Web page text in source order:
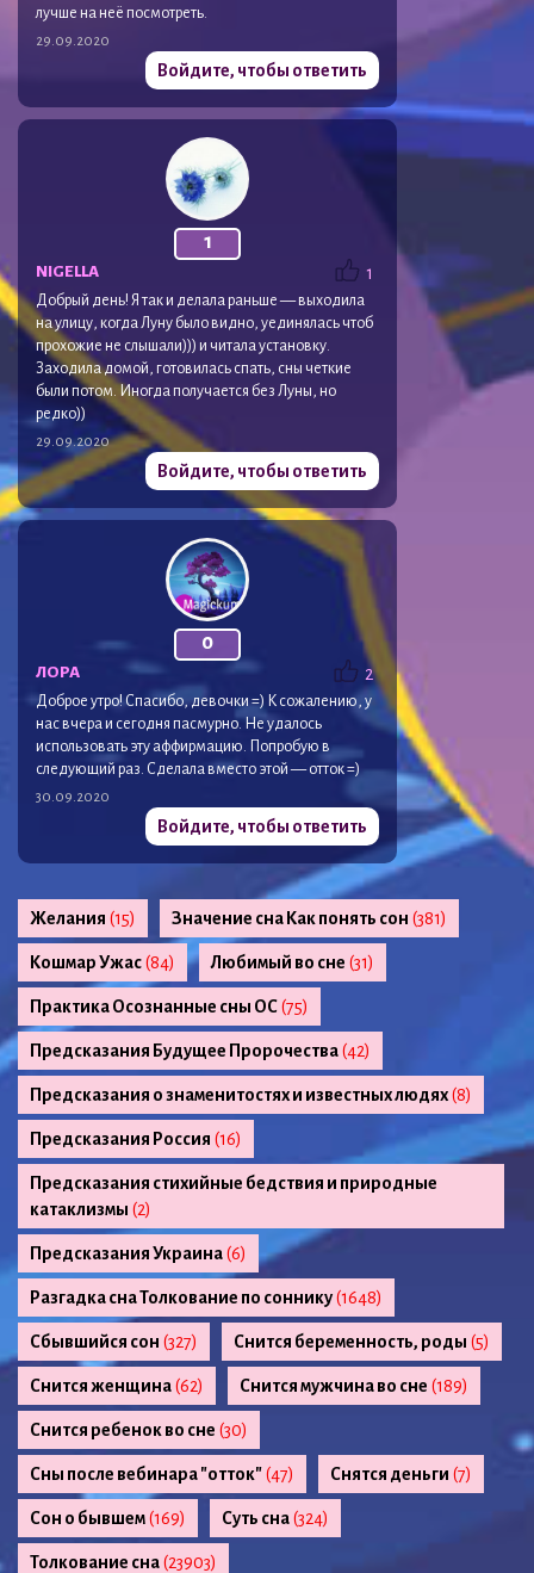
лучше на неё посмотреть.
29.09.2020
Войдите, чтобы ответить
1
1
NIGELLA
Добрый день! Я так и делала раньше — выходила
на улицу, когда Луну было видно, уединялась чтоб
прохожие не слышали))) и читала установку.
Заходила домой, готовилась спать, сны четкие
были потом. Иногда получается без Луны, но
редко))
29.09.2020
Войдите, чтобы ответить
0
2
ЛОРА
Доброе утро! Спасибо, девочки =) К сожалению, у
нас вчера и сегодня пасмурно. Не удалось
использовать эту аффирмацию. Попробую в
следующий раз. Сделала вместо этой — отток =)
30.09.2020
Войдите, чтобы ответить
Желания (15) Значение сна Как понять сон (381)
Кошмар Ужас(84) Любимый во сне (31)
Практика Осознанные сны ОС(75)
Предсказания Будущее Пророчества(42)
Предсказания о знаменитостях и известных людях(8)
Предсказания Россия (16)
Предсказания стихийные бедствия и природные
катаклизмы (2)
Предсказания Украина(6)
Разгадка сна Толкование по соннику(1648)
Сбывшийся сон (327) Снится беременность, роды (5)
Снится женщина(62) Снится мужчина во сне (189)
Снится ребенок во сне (30)
Сны после вебинара "отток"(47) Снятся деньги (7)
Сон о бывшем(169) Суть сна(324)
Толкование сна(23903)